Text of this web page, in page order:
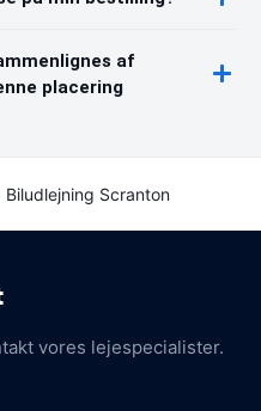
af
placering
Biludlejning Scranton
vores lejespecialister.